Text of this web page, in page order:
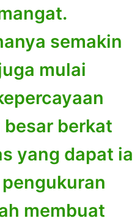
semakin
mulai
berkat
yang dapat ia
membuat